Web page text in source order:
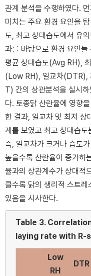
관계 분석을 수행하였다.
미치는 주요 환경 요인을
도, 최고 상대습도에서 유
과를 바탕으로 환경 요인
평균 상대습도(Avg RH),
(Low RH), 일교차(DTR),
T) 간의 상관분석을 실시
다. 토종닭 산란율에 영향
한 결과, 일교차 및 최저 상
계를 보였고 최고 상대습
즉, 일교차가 크거나 습도
높을수록 산란율이 증가하
율과의 상관계수가 상대적
클수록 닭의 생리적 스트
있음을 시사한다.
Table 3.
laying rate with R-
Low
RH
DTR